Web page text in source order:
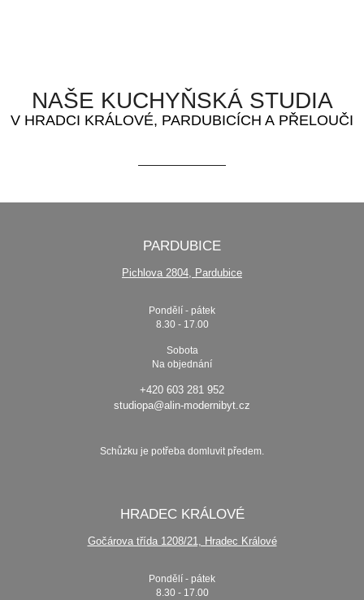
NAŠE KUCHYŇSKÁ STUDIA
V HRADCI KRÁLOVÉ, PARDUBICÍCH A PŘELOUČI
PARDUBICE
Pichlova 2804, Pardubice
Pondělí - pátek
8.30 - 17.00
Sobota
Na objednání
+420 603 281 952
studiopa@alin-modernibyt.cz
Schůzku je potřeba domluvit předem.
HRADEC KRÁLOVÉ
Gočárova třída 1208/21, Hradec Králové
Pondělí - pátek
8.30 - 17.00